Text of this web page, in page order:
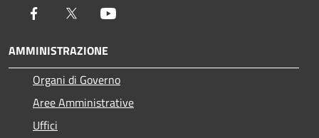
Facebook Twitter
AMMINISTRAZIONE
Organi di Governo
Aree Amministrative
Uffici